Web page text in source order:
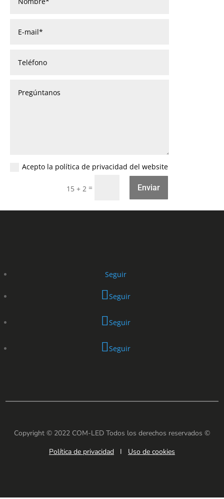
Acepto la política de privacidad del website
15 + 2 = Enviar
Seguir
Seguir
Seguir
Seguir
Copyright © 2022 COM-LED Todos los derechos reservados ©
Política de privacidad I Uso de cookies